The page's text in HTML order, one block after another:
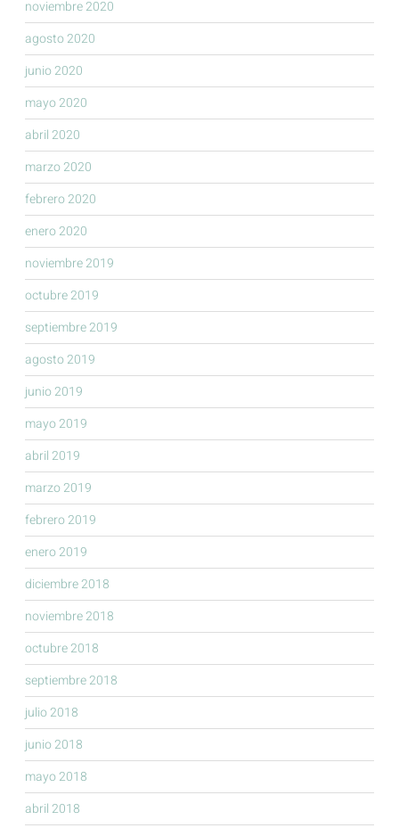
noviembre 2020
agosto 2020
junio 2020
mayo 2020
abril 2020
marzo 2020
febrero 2020
enero 2020
noviembre 2019
octubre 2019
septiembre 2019
agosto 2019
junio 2019
mayo 2019
abril 2019
marzo 2019
febrero 2019
enero 2019
diciembre 2018
noviembre 2018
octubre 2018
septiembre 2018
julio 2018
junio 2018
mayo 2018
abril 2018